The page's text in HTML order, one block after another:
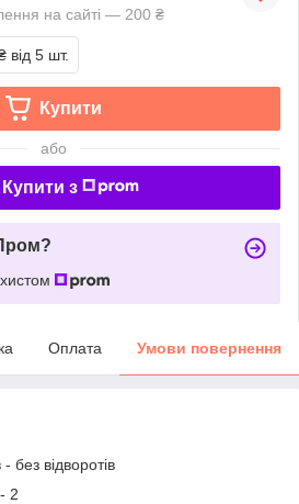
на сайті — 200 ₴
від 5 шт.
Купити
або
Купити з
Оплата Умови повернення
- без відворотів
2